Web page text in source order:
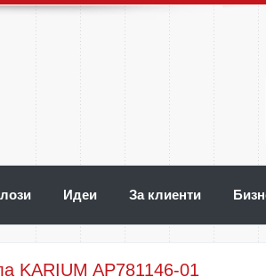
Идеи За клиенти
KARIUM AP781146-01